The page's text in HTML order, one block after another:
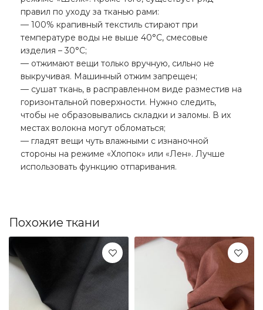
правил по уходу за тканью рами:
— 100% крапивный текстиль стирают при
температуре воды не выше 40°С, смесовые
изделия – 30°С;
— отжимают вещи только вручную, сильно не
выкручивая. Машинный отжим запрещен;
— сушат ткань, в расправленном виде разместив на
горизонтальной поверхности. Нужно следить,
чтобы не образовывались складки и заломы. В их
местах волокна могут обломаться;
— гладят вещи чуть влажными с изнаночной
стороны на режиме «Хлопок» или «Лен». Лучше
использовать функцию отпаривания.
Похожие ткани